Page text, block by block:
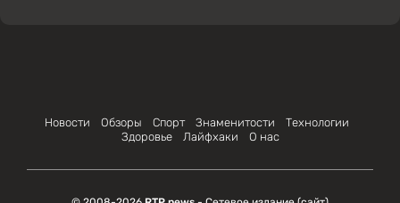
Новости Обзоры Спорт Знаменитости
Технологии
Здоровье
Лайфхаки О нас